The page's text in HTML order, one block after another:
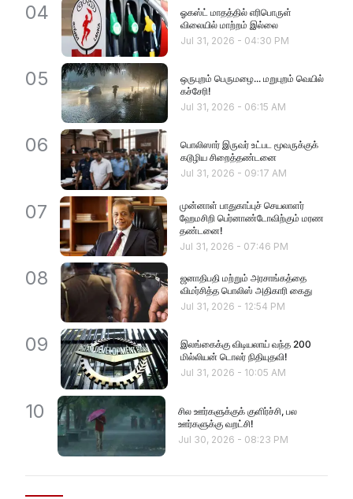
04
ஓகஸ்ட் மாதத்தில் எரிபொருள்
விலையில் மாற்றம் இல்லை
Jul 31, 2026 - 04:30 PM
05
ஒருபுறம் பெருமழை... மறுபுறம் வெயில்
கச்சேரி!
Jul 31, 2026 - 06:15 AM
06
பொலிஸார் இருவர் உட்பட மூவருக்குக்
கடூழிய சிறைத்தண்டனை
Jul 31, 2026 - 09:17 AM
07
முன்னாள் பாதுகாப்புச் செயலாளர்
ஹேமசிறி பெர்னாண்டோவிற்கும் மரண
தண்டனை!
Jul 31, 2026 - 07:46 PM
08
ஜனாதிபதி மற்றும் அரசாங்கத்தை
விமர்சித்த பொலிஸ் அதிகாரி கைது
Jul 31, 2026 - 12:54 PM
09
இலங்கைக்கு விடியலாய் வந்த 200
மில்லியன் டொலர் நிதியுதவி!
Jul 31, 2026 - 10:05 AM
10
சில ஊர்களுக்குக் குளிர்ச்சி, பல
ஊர்களுக்கு வறட்சி!
Jul 30, 2026 - 08:23 PM